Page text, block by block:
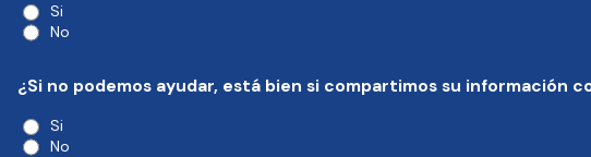
Si
No
¿Si no podemos ayudar, está bien si compartimos su información
Si
No